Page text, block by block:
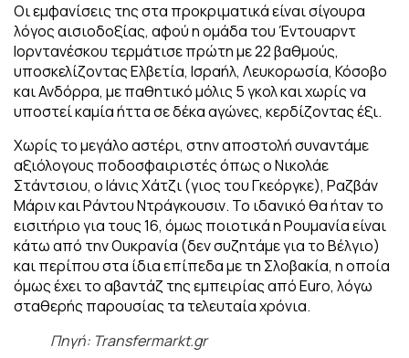
Οι εμφανίσεις της στα προκριματικά είναι σίγουρα
λόγος αισιοδοξίας, αφού η ομάδα του Έντουαρντ
Ιορντανέσκου τερμάτισε πρώτη με 22 βαθμούς,
υποσκελίζοντας Ελβετία, Ισραήλ, Λευκορωσία, Κόσοβο
και Ανδόρρα, με παθητικό μόλις 5 γκολ και χωρίς να
υποστεί καμία ήττα σε δέκα αγώνες, κερδίζοντας έξι.
Χωρίς το μεγάλο αστέρι, στην αποστολή συναντάμε
αξιόλογους ποδοσφαιριστές όπως ο Νικολάε
Στάντσιου, ο Ιάνις Χάτζι (γιος του Γκεόργκε), Ραζβάν
Μάριν και Ράντου Ντράγκουσιν. Το ιδανικό θα ήταν το
εισιτήριο για τους 16, όμως ποιοτικά η Ρουμανία είναι
κάτω από την Ουκρανία (δεν συζητάμε για το Βέλγιο)
και περίπου στα ίδια επίπεδα με τη Σλοβακία, η οποία
όμως έχει το αβαντάζ της εμπειρίας από Euro, λόγω
σταθερής παρουσίας τα τελευταία χρόνια.
Πηγή: Transfermarkt.gr